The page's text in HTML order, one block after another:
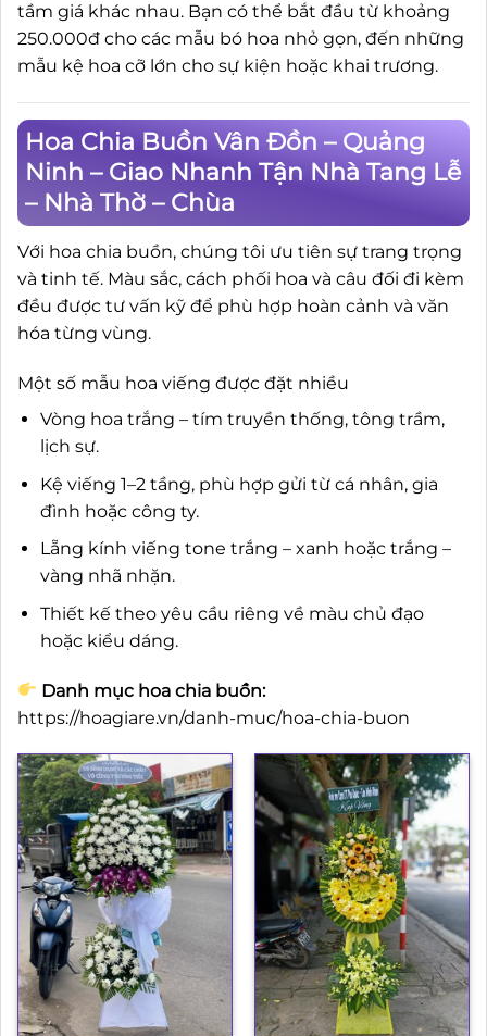
tầm giá khác nhau. Bạn có thể bắt đầu từ khoảng
250.000đ cho các mẫu bó hoa nhỏ gọn, đến những
mẫu kệ hoa cỡ lớn cho sự kiện hoặc khai trương.
Hoa Chia Buồn Vân Đồn – Quảng
Ninh – Giao Nhanh Tận Nhà Tang Lễ
– Nhà Thờ – Chùa
Với hoa chia buồn, chúng tôi ưu tiên sự trang trọng
và tinh tế. Màu sắc, cách phối hoa và câu đối đi kèm
đều được tư vấn kỹ để phù hợp hoàn cảnh và văn
hóa từng vùng.
Một số mẫu hoa viếng được đặt nhiều
Vòng hoa trắng – tím truyền thống, tông trầm,
lịch sự.
Kệ viếng 1–2 tầng, phù hợp gửi từ cá nhân, gia
đình hoặc công ty.
Lẵng kính viếng tone trắng – xanh hoặc trắng –
vàng nhã nhặn.
Thiết kế theo yêu cầu riêng về màu chủ đạo
hoặc kiểu dáng.
Danh mục hoa chia buồn:
https://hoagiare.vn/danh-muc/hoa-chia-buon